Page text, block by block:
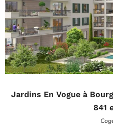
Jardins En Vogue à
841